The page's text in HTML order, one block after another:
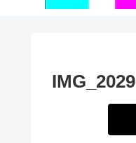
IMG_2029